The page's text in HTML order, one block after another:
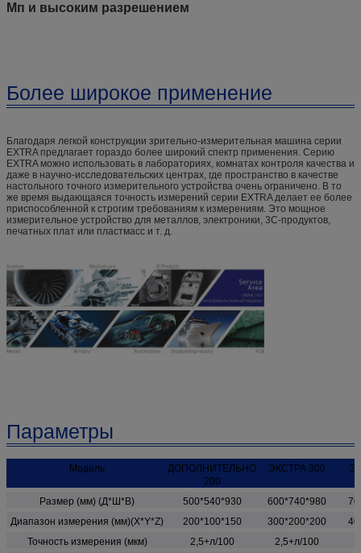
Мп и высоким разрешением
Более широкое применение
Благодаря легкой конструкции зрительно-измерительная машина серии
EXTRA предлагает гораздо более широкий спектр применения. Серию
EXTRA можно использовать в лабораториях, комнатах контроля качества и
даже в научно-исследовательских центрах, где пространство в качестве
настольного точного измерительного устройства очень ограничено. В то
же время выдающаяся точность измерений серии EXTRA делает ее более
приспособленной к строгим требованиям к измерениям. Это мощное
измерительное устройство для металлов, электроники, 3C-продуктов,
печатных плат или пластмасс и т. д.
Параметры
Модель
ДОПОЛНИТЕЛЬНО
200
ЭКСТРА 300
Размер (мм) (Д*Ш*В) 500*540*930 600*740*980
Диапазон измерения (мм)(X*Y*Z)
200*100*150 300*200*200
Точность измерения (мкм)
2,5+л/100 2,5+л/100